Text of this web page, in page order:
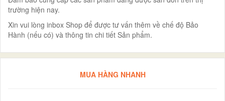
trường hiện nay.
Xin vui lòng inbox Shop để được tư vấn thêm về chế độ Bảo
Hành (nếu có) và thông tin chi tiết Sản phẩm.
MUA HÀNG NHANH